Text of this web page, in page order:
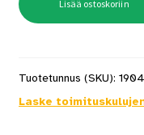
Lisää ostoskoriin
Tuotetunnus (SKU):
Laske